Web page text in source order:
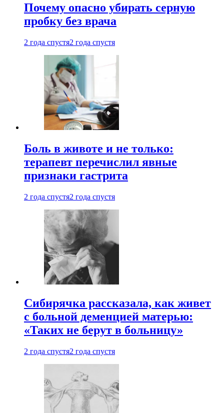
Почему опасно убирать серную
пробку без врача
2 года спустя2 года спустя
Боль в животе и не только:
терапевт перечислил явные
признаки гастрита
2 года спустя2 года спустя
Сибирячка рассказала, как живет
с больной деменцией матерью:
«Таких не берут в больницу»
2 года спустя2 года спустя